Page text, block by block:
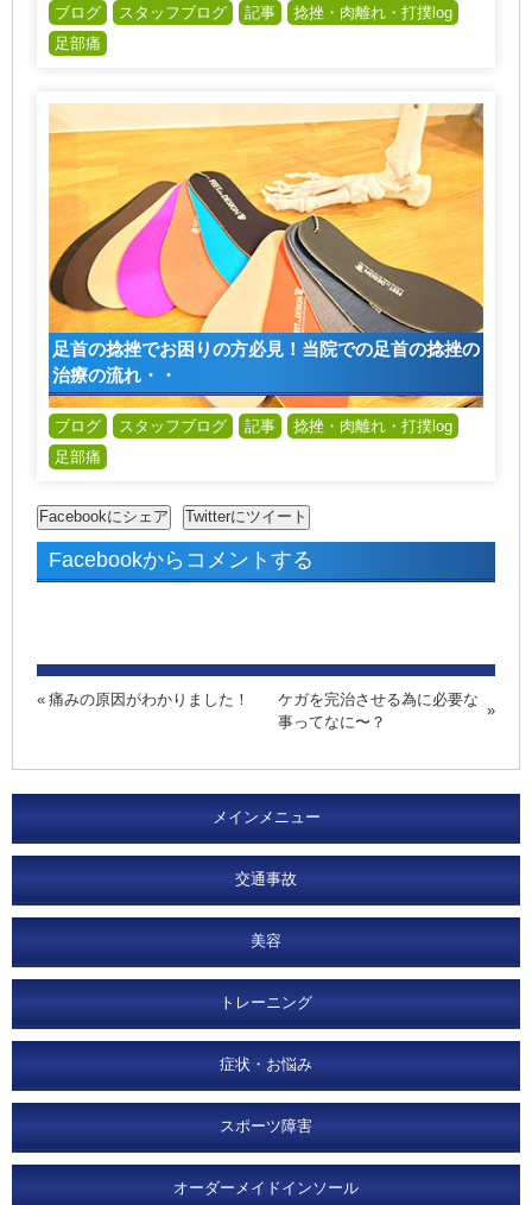
ブログ スタッフブログ 記事
捻挫・肉離れ・打撲log
足部痛
足首の捻挫でお困りの方必見！当院での足首の捻挫の
治療の流れ・・
ブログ スタッフブログ 記事
捻挫・肉離れ・打撲log
足部痛
Facebookからコメントする
痛みの原因がわかりました！
ケガを完治させる為に必要な
事ってなに〜？
メインメニュー
交通事故
美容
トレーニング
症状・お悩み
スポーツ障害
オーダーメイドインソール